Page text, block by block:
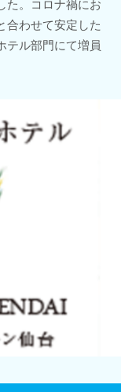
た。コロナ禍にお
合わせて安定した
テル部門にて増員